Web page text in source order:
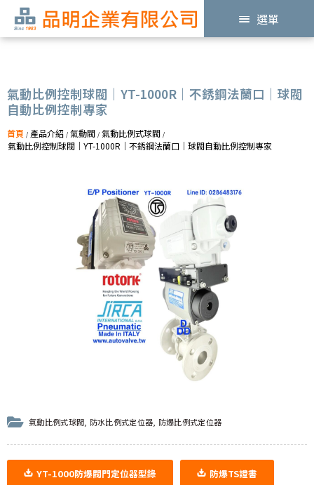
選單
氣動比例控制球閥｜YT-1000R｜不銹鋼法蘭口｜球閥
自動比例控制專家
首頁 / 產品介紹 / 氣動閥 / 氣動比例式球閥 /
氣動比例控制球閥｜YT-1000R｜不銹鋼法蘭口｜球閥自動比例控制專家
氣動比例式球閥, 防水比例式定位器, 防爆比例式定位器
YT-1000防爆閥門定位器型錄 防爆TS證書